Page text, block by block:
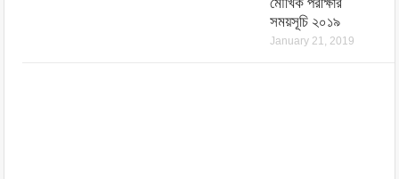
সময়সূচি ২০১৯
January 21, 2019